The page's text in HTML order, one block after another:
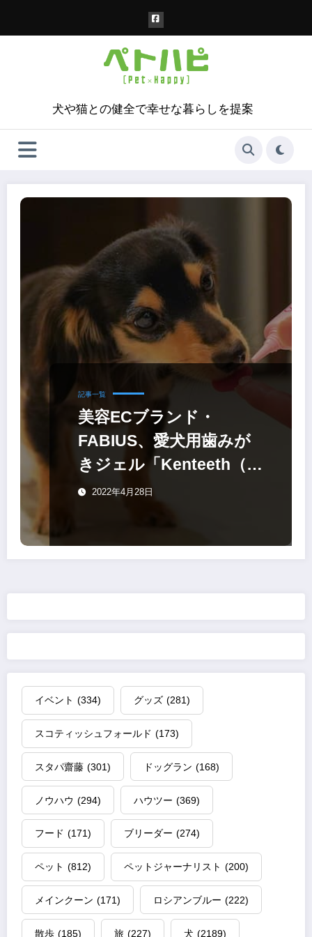
犬や猫との健全で幸せな暮らしを提案
記事一覧
美容ECブランド・
FABIUS、愛犬用歯みが
きジェル「Kenteeth（ケ
ンティス）」
2022年4月28日
イベント (334) グッズ (281)
スコティッシュフォールド (173)
スタパ齋藤 (301) ドッグラン (168)
ノウハウ (294) ハウツー (369)
フード (171) ブリーダー (274)
ペット (812) ペットジャーナリスト (200)
メインクーン (171) ロシアンブルー (222)
散歩 (185) 旅 (227) 犬 (2189)